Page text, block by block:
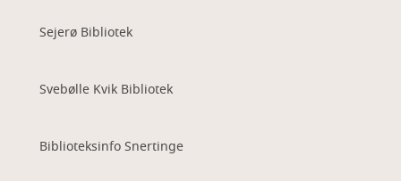
Sejerø Bibliotek
Svebølle Kvik Bibliotek
Biblioteksinfo Snertinge